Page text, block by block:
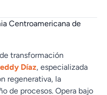
Centroamericana de
transformación
Díaz, especializada
regenerativa, la
de procesos. Opera bajo